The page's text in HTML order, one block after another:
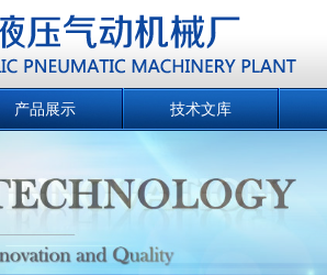
产品展示 技术文库